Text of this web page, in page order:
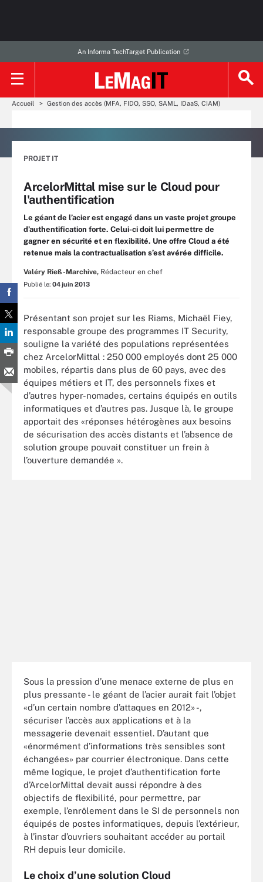
An Informa TechTarget Publication
Accueil Gestion des accès (MFA, FIDO, SSO, SAML, IDaaS, CIAM)
PROJET IT
ArcelorMittal mise sur le Cloud pour
l'authentification
Le géant de l’acier est engagé dans un vaste projet groupe
d’authentification forte. Celui-ci doit lui permettre de
gagner en sécurité et en flexibilité. Une offre Cloud a été
retenue mais la contractualisation s’est avérée difficile.
Valéry Rieß-Marchive, Rédacteur en chef
Publié le: 04 juin 2013
Présentant son projet sur les Riams, Michaël Fiey,
responsable groupe des programmes IT Security,
souligne la variété des populations représentées
chez ArcelorMittal : 250 000 employés dont 25 000
mobiles, répartis dans plus de 60 pays, avec des
équipes métiers et IT, des personnels fixes et
d’autres hyper-nomades, certains équipés en outils
informatiques et d’autres pas. Jusque là, le groupe
apportait des «réponses hétérogènes aux besoins
de sécurisation des accès distants et l’absence de
solution groupe pouvait constituer un frein à
l’ouverture demandée ».
Sous la pression d’une menace externe de plus en
plus pressante - le géant de l’acier aurait fait l’objet
«d’un certain nombre d’attaques en 2012» -,
sécuriser l’accès aux applications et à la
messagerie devenait essentiel. D’autant que
«énormément d’informations très sensibles sont
échangées» par courrier électronique. Dans cette
même logique, le projet d’authentification forte
d’ArcelorMittal devait aussi répondre à des
objectifs de flexibilité, pour permettre, par
exemple, l’enrôlement dans le SI de personnels non
équipés de postes informatiques, depuis l’extérieur,
à l’instar d’ouvriers souhaitant accéder au portail
RH depuis leur domicile.
Le choix d’une solution Cloud